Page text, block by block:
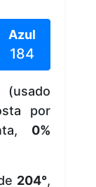
Azul
184
por
0%
204°,